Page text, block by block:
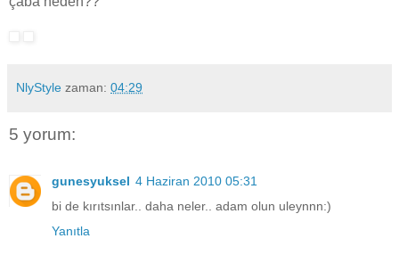
NlyStyle zaman: 04:29
5 yorum:
gunesyuksel 4 Haziran 2010 05:31
bi de kırıtsınlar.. daha neler.. adam olun uleynnn:)
Yanıtla